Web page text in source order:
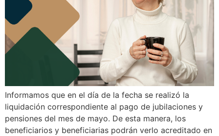
Informamos que en el día de la fecha se realizó la
liquidación correspondiente al pago de jubilaciones y
pensiones del mes de mayo. De esta manera, los
beneficiarios y beneficiarias podrán verlo acreditado en